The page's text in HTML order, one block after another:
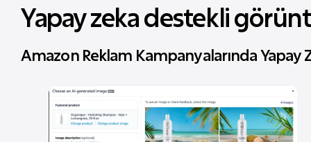
Yapay zeka destekli
Amazon Reklam Kampanyalarında Yapay